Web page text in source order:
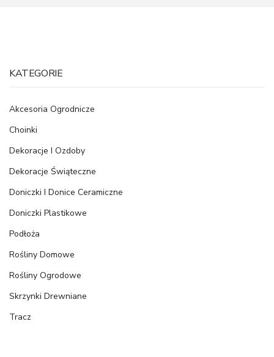
KATEGORIE
Akcesoria Ogrodnicze
Choinki
Dekoracje I Ozdoby
Dekoracje Świąteczne
Doniczki I Donice Ceramiczne
Doniczki Plastikowe
Podłoża
Rośliny Domowe
Rośliny Ogrodowe
Skrzynki Drewniane
Tracz